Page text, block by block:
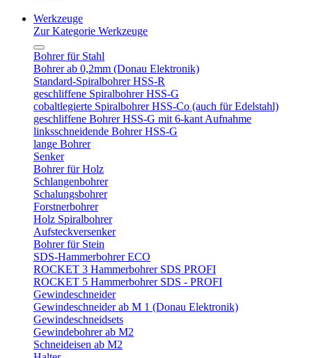
Werkzeuge
Zur Kategorie Werkzeuge
Bohrer für Stahl
Bohrer ab 0,2mm (Donau Elektronik)
Standard-Spiralbohrer HSS-R
geschliffene Spiralbohrer HSS-G
cobaltlegierte Spiralbohrer HSS-Co (auch für Edelstahl)
geschliffene Bohrer HSS-G mit 6-kant Aufnahme
linksschneidende Bohrer HSS-G
lange Bohrer
Senker
Bohrer für Holz
Schlangenbohrer
Schalungsbohrer
Forstnerbohrer
Holz Spiralbohrer
Aufsteckversenker
Bohrer für Stein
SDS-Hammerbohrer ECO
ROCKET 3 Hammerbohrer SDS PROFI
ROCKET 5 Hammerbohrer SDS - PROFI
Gewindeschneider
Gewindeschneider ab M 1 (Donau Elektronik)
Gewindeschneidsets
Gewindebohrer ab M2
Schneideisen ab M2